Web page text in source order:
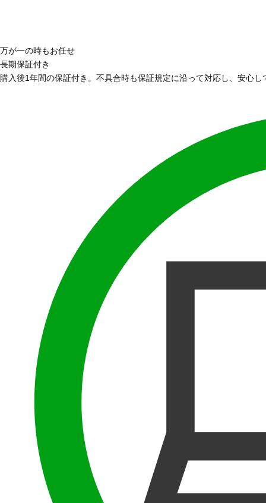
万が一の時もお任せ
長期保証付き
購入後1年間の保証付き。不具合時も保証規定に沿って対応し、安心